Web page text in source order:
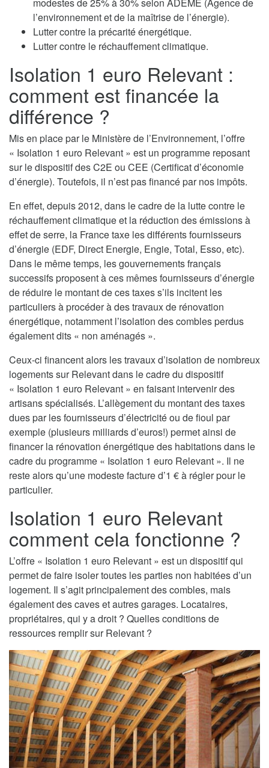
l’environnement et de la maîtrise de l’énergie).
Lutter contre la précarité énergétique.
Lutter contre le réchauffement climatique.
Isolation 1 euro Relevant :
comment est financée la
différence ?
Mis en place par le Ministère de l’Environnement, l’offre
« Isolation 1 euro Relevant » est un programme reposant
sur le dispositif des C2E ou CEE (Certificat d’économie
d’énergie). Toutefois, il n’est pas financé par nos impôts.
En effet, depuis 2012, dans le cadre de la lutte contre le
réchauffement climatique et la réduction des émissions à
effet de serre, la France taxe les différents fournisseurs
d’énergie (EDF, Direct Energie, Engie, Total, Esso, etc).
Dans le même temps, les gouvernements français
successifs proposent à ces mêmes fournisseurs d’énergie
de réduire le montant de ces taxes s’ils incitent les
particuliers à procéder à des travaux de rénovation
énergétique, notamment l’isolation des combles perdus
également dits « non aménagés ».
Ceux-ci financent alors les travaux d’isolation de nombreux
logements sur Relevant dans le cadre du dispositif
« Isolation 1 euro Relevant » en faisant intervenir des
artisans spécialisés. L’allègement du montant des taxes
dues par les fournisseurs d’électricité ou de fioul par
exemple (plusieurs milliards d’euros!) permet ainsi de
financer la rénovation énergétique des habitations dans le
cadre du programme « Isolation 1 euro Relevant ». Il ne
reste alors qu’une modeste facture d’1 € à régler pour le
particulier.
Isolation 1 euro Relevant
comment cela fonctionne ?
L’offre « Isolation 1 euro Relevant » est un dispositif qui
permet de faire isoler toutes les parties non habitées d’un
logement. Il s’agit principalement des combles, mais
également des caves et autres garages. Locataires,
propriétaires, qui y a droit ? Quelles conditions de
ressources remplir sur Relevant ?